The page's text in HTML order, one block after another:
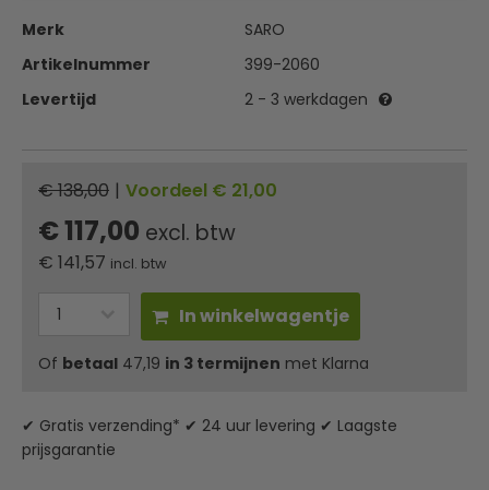
Merk
SARO
Artikelnummer
399-2060
Levertijd
2 - 3 werkdagen
€ 138,00 | Voordeel € 21,00
€ 117,00 excl. btw
€ 141,57 incl. btw
In winkelwagentje
Of betaal 47,19 in 3 termijnen met Klarna
✔ Gratis verzending* ✔ 24 uur levering ✔ Laagste
prijsgarantie